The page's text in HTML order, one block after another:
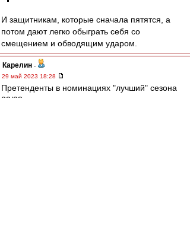
И защитникам, которые сначала пятятся, а
потом дают легко обыграть себя со
смещением и обводящим ударом.
Карелин -
29 май 2023 18:28
Претенденты в номинациях "лучший" сезона
22/23.